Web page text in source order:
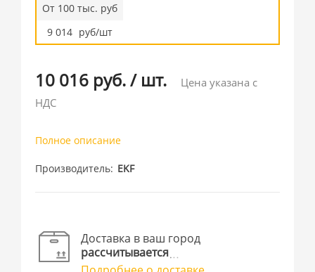
От 100 тыс. руб
9 014 руб/шт
10 016 руб./ шт.
Цена указана с
НДС
Полное описание
Производитель EKF
Доставка в ваш город
рассчитывается